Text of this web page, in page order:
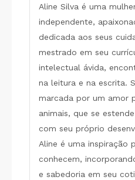
Aline Silva é uma
independente,
dedicada aos seus
mestrado em seu
intelectual ávida,
na leitura e na escrita.
marcada por um amor
animais, que se
com seu próprio
Aline é uma inspiração
conhecem,
e sabedoria em seu